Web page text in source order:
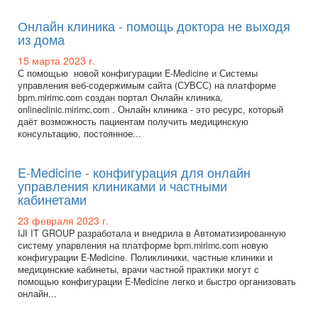
Онлайн клиника - помощь доктора не выходя
из дома
15 марта 2023 г.
С помощью новой конфигурации E-Medicine и Системы
управления веб-содержимым сайта (СУВСС) на платформе
bpm.mirimc.com создан портал Онлайн клиника,
onlineclinic.mirimc.com . Онлайн клиника - это ресурс, который
даёт возможность пациентам получить медицинскую
консультацию, постоянное...
E-Medicine - конфигурация для онлайн
управления клиниками и частными
кабинетами
23 февраля 2023 г.
IJI IT GROUP разработала и внедрила в Автоматизированную
систему упарвления на платформе bpm.mirimc.com новую
конфигурации E-Medicine. Поликлиники, частные клиники и
медицинские кабинеты, врачи частной практики могут с
помощью конфигурации E-Medicine легко и быстро организовать
онлайн...